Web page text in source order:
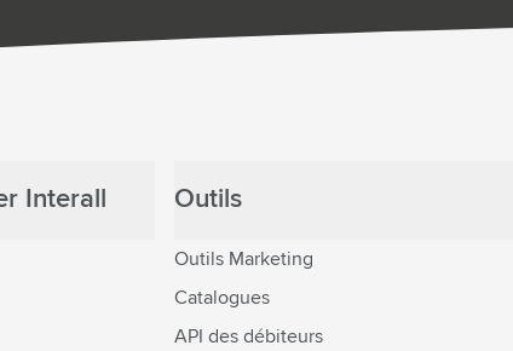
Interall Outils
Outils Marketing
Catalogues
API des débiteurs